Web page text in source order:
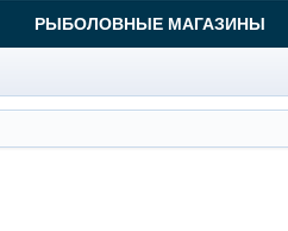
РЫБОЛОВНЫЕ МАГАЗИНЫ